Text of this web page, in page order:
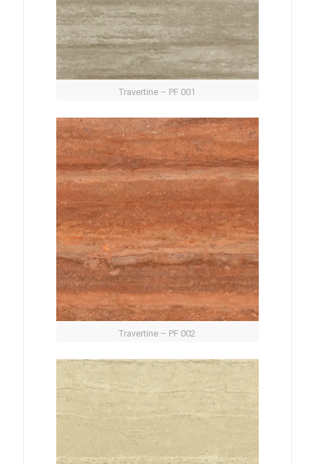
Travertine – PF 001
Travertine – PF 002